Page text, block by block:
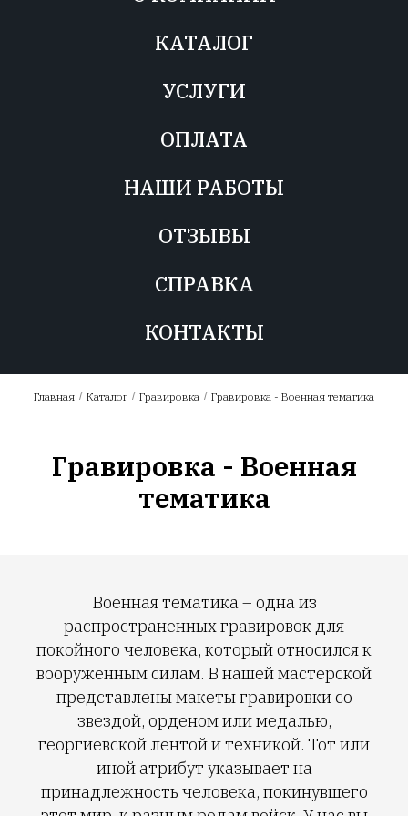
КАТАЛОГ
УСЛУГИ
ОПЛАТА
НАШИ РАБОТЫ
ОТЗЫВЫ
СПРАВКА
КОНТАКТЫ
Главная / Каталог / Гравировка / Гравировка - Военная тематика
Гравировка - Военная
тематика
Военная тематика – одна из
распространенных гравировок для
покойного человека, который относился к
вооруженным силам. В нашей мастерской
представлены макеты гравировки со
звездой, орденом или медалью,
георгиевской лентой и техникой. Тот или
иной атрибут указывает на
принадлежность человека, покинувшего